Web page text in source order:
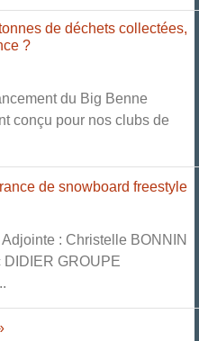
de déchets collectées,
?
du Big Benne
conçu pour nos clubs de
de snowboard freestyle
: Christelle BONNIN
DIDIER GROUPE